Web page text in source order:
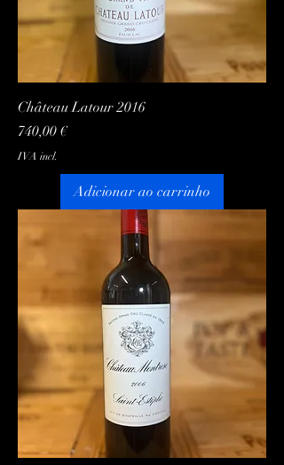
Château Latour 2016
Preço
740,00 €
IVA incl.
Adicionar ao carrinho